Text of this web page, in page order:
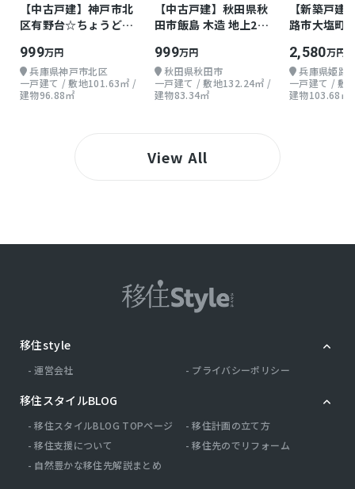
【中古戸建】神戸市北
区有野台☆ちょうどよ
999万円
兵庫県神戸市北区
一戸建て / 敷地101.63㎡ /
建物96.88㎡
【中古戸建】秋田県秋
田市飯島 木造 地上2階
999万円
秋田県秋田市
一戸建て / 敷地132.24㎡ /
建物83.34㎡
【新築戸建
路市大塩町
2,580万円
兵庫県姫路
一戸建て / 敷
建物103.68㎡
View All
移住style
運営会社 プライバシーポリシー
移住スタイルBLOG
移住スタイルBLOG TOPページ
移住計画の立て方
移住支援について
移住先のでリフォーム
自然豊かな移住先解説まとめ